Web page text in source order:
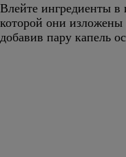
Влейте ингредиенты в
которой они
добавив пару капель